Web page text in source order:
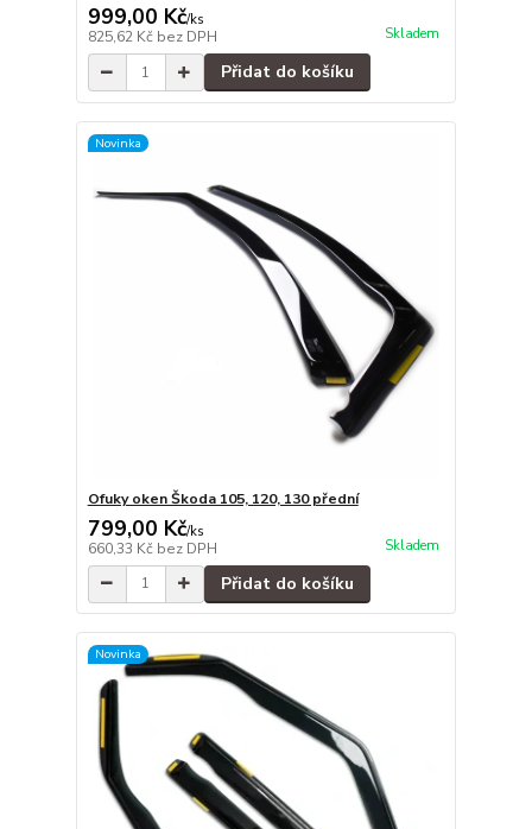
999,00 Kč/ks
825,62 Kč bez DPH Skladem
Přidat do košíku
Novinka
Ofuky oken Škoda 105, 120, 130 přední
799,00 Kč/ks
660,33 Kč bez DPH Skladem
Přidat do košíku
Novinka